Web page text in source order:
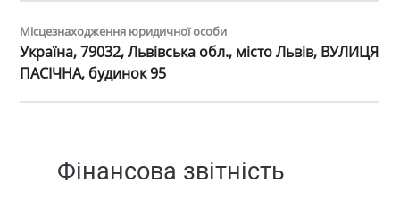
Місцезнаходження юридичної особи
Україна, 79032, Львівська обл., місто Львів, ВУЛИЦЯ
ПАСІЧНА, будинок 95
Фінансова звітність